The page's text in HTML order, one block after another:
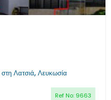
Λατσιά, Λευκωσία
Ref No: 9663